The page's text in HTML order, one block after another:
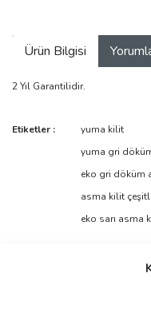
Ürün Bilgisi
2 Yıl Garantilidir.
Bu
Bu ürünün fiyat bilgisi,
tarafımıza iletebilirsiniz.
Görüş ve önerileriniz için
Ürün resmi kalitesiz,
Bu ürüne benzer farklı
Etiketler : yuma kilit
yuma gri
eko gri döküm
asma kilit
eko sarı asma